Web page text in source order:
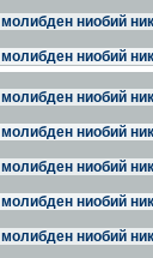
молибден ниобий
молибден ниобий
молибден ниобий
молибден ниобий
молибден ниобий
молибден ниобий
молибден ниобий